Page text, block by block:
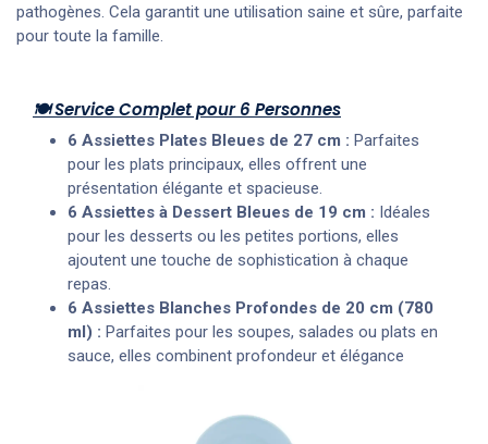
pathogènes. Cela garantit une utilisation saine et sûre, parfaite
pour toute la famille.
🍽️ Service Complet pour 6 Personnes
6 Assiettes Plates Bleues de 27 cm : Parfaites
pour les plats principaux, elles offrent une
présentation élégante et spacieuse.
6 Assiettes à Dessert Bleues de 19 cm : Idéales
pour les desserts ou les petites portions, elles
ajoutent une touche de sophistication à chaque
repas.
6 Assiettes Blanches Profondes de 20 cm (780
ml) : Parfaites pour les soupes, salades ou plats en
sauce, elles combinent profondeur et élégance